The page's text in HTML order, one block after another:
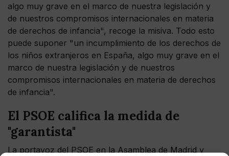
algo muy grave en el marco de nuestra legislación y
de nuestros compromisos internacionales en materia
de derechos de infancia", recoge la misiva. Todo esto
puede suponer "un incumplimiento de los derechos de
los niños extranjeros en España, algo muy grave en el
marco de nuestra legislación y de nuestros
compromisos internacionales en materia de derechos
de infancia".
El PSOE califica la medida de
"garantista"
La portavoz del PSOE en la Asamblea de Madrid y